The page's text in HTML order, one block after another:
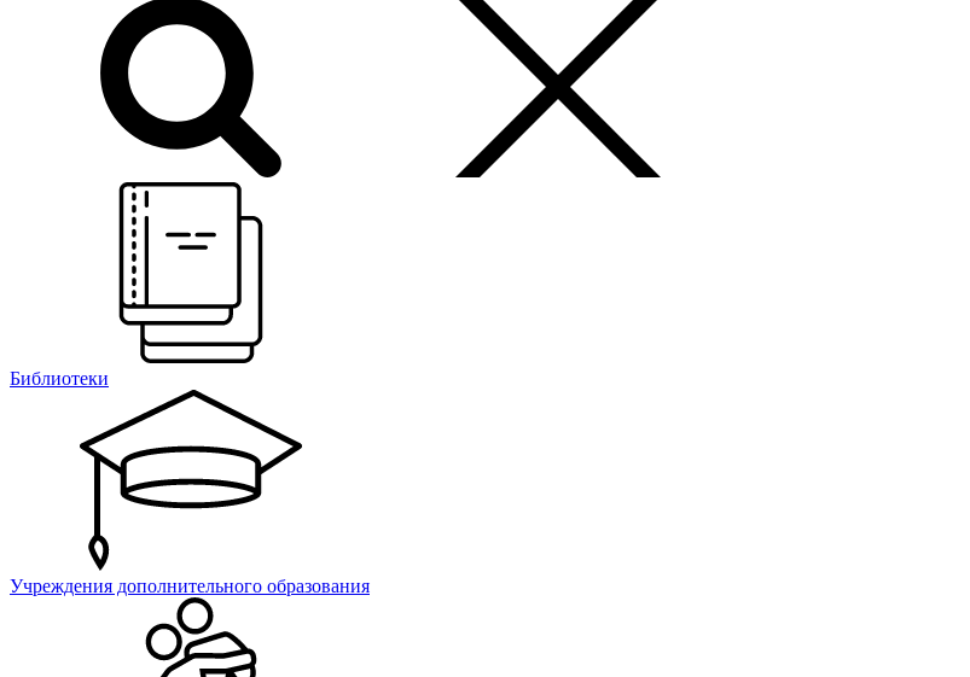
Библиотеки
Учреждения дополнительного образования